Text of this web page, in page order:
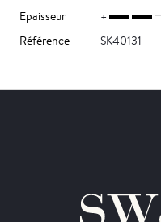
Epaisseur
Référence
SK40131